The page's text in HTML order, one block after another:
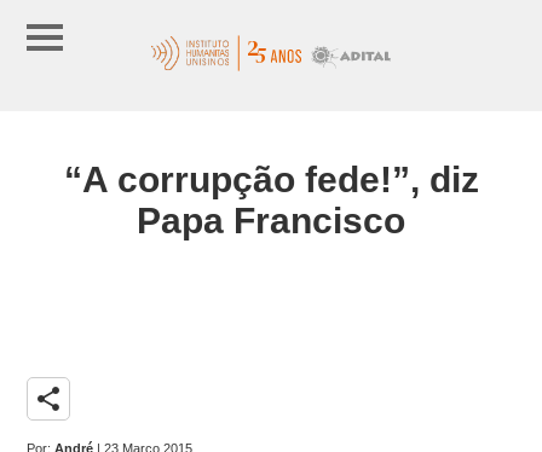
“A corrupção fede!”, diz
Papa Francisco
share
Por:André | 23 Março 2015